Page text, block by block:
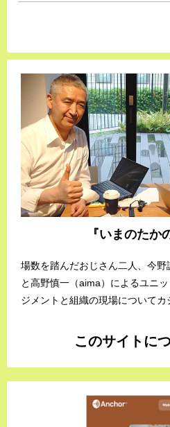
『いまのたか
場数を踏んだおじさん二人、今野
と高野慎一（aima）によるユニ
ジメントと組織の現場についてカ
このサイトに